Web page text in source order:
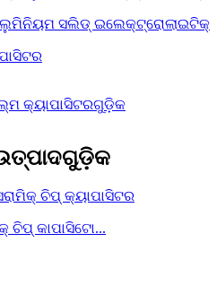
ସଲିଡ୍ ଇଲେକ୍ଟ୍ରୋଲାଇଟିକ୍
କ୍ୟାପାସିଟରଗୁଡ଼ିକ
ଚିପ୍ କାପାସିଟୋ...